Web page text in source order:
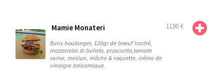
Mamie Monateri
Buns boulanger, 120gr de boeuf haché,
mozzarella di bufala, prosciutto,tomate
cerise, meslun, mâche & roquette, crème de
vinaigre balsamique.
11,90€